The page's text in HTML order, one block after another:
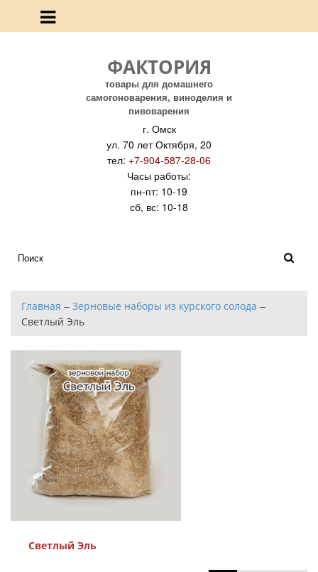
ФАКТОРИЯ
товары для домашнего
самогоноварения, виноделия и
пивоварения
г. Омск
ул. 70 лет Октября, 20
тел: +7-904-587-28-06
Часы работы:
пн-пт: 10-19
сб, вс: 10-18
Главная – Зерновые наборы из курского солода –
Светлый Эль
Светлый Эль